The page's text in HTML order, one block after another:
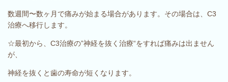
数週間〜数ヶ月で痛みが始まる場合があります。その場合は、C3
治療へ移行します。
☆最初から、 C3治療の”神経を抜く治療“をすれば痛みは出ません
が、
神経を抜くと歯の寿命が短くなります。